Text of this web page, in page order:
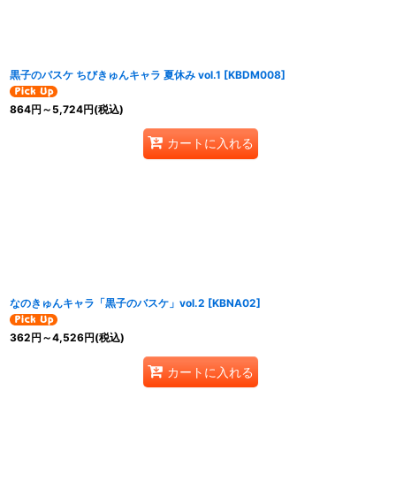
黒子のバスケ ちびきゅんキャラ 夏休み vol.1 [KBDM008]
864円 ～5,724円(税込)
カートに入れる
なのきゅんキャラ「黒子のバスケ」vol.2 [KBNA02]
362円 ～4,526円(税込)
カートに入れる